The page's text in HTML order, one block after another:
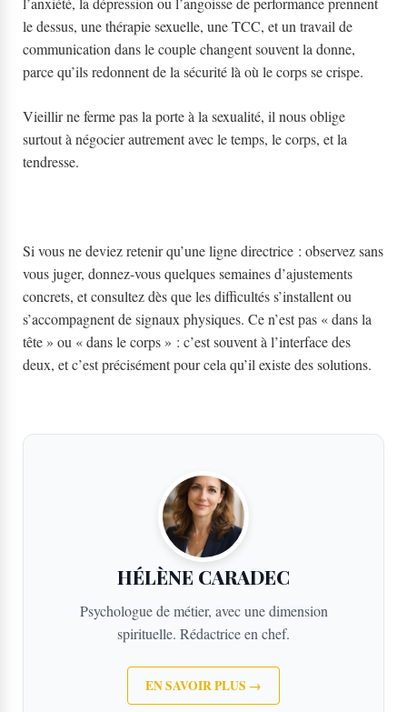
le dessus, une thérapie sexuelle, une TCC, et un travail de
communication dans le couple changent souvent la donne,
parce qu’ils redonnent de la sécurité là où le corps se crispe.
Vieillir ne ferme pas la porte à la sexualité, il nous oblige
surtout à négocier autrement avec le temps, le corps, et la
tendresse.
Si vous ne deviez retenir qu’une ligne directrice : observez sans
vous juger, donnez-vous quelques semaines d’ajustements
concrets, et consultez dès que les difficultés s’installent ou
s’accompagnent de signaux physiques. Ce n’est pas « dans la
tête » ou « dans le corps » : c’est souvent à l’interface des
deux, et c’est précisément pour cela qu’il existe des solutions.
HÉLÈNE CARADEC
Psychologue de métier, avec une dimension
spirituelle. Rédactrice en chef.
EN SAVOIR PLUS →